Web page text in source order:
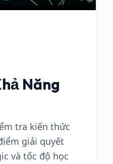
Năng
tra kiến thức
giải quyết
và tốc độ học